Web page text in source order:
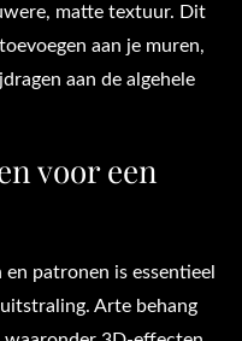
matte textuur. Dit
aan je muren,
aan de algehele
voor een
patronen is essentieel
Arte behang